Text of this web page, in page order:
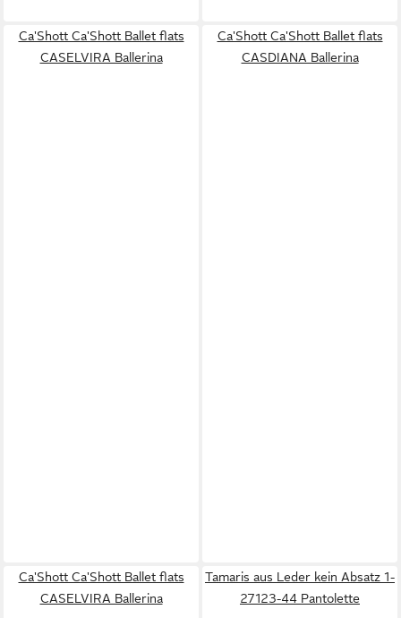
Ca'Shott Ca'Shott Ballet flats
CASELVIRA Ballerina
Ca'Shott Ca'Shott Ballet flats
CASDIANA Ballerina
Ca'Shott Ca'Shott Ballet flats
CASELVIRA Ballerina
Tamaris aus Leder kein Absatz 1-
27123-44 Pantolette